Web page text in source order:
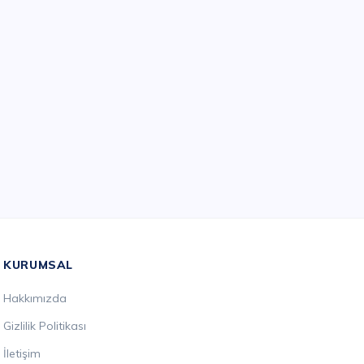
KURUMSAL
Hakkımızda
Gizlilik Politikası
İletişim